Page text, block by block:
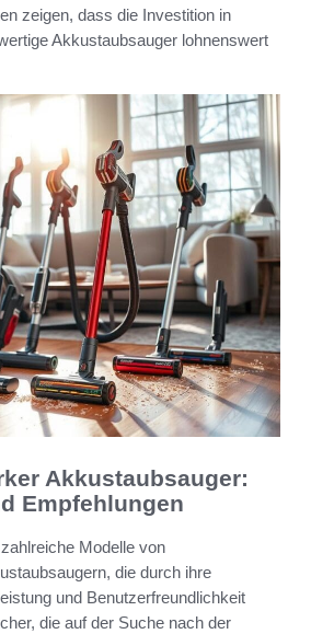
zeigen, dass die Investition in
Akkustaubsauger lohnenswert
Akkustaubsauger:
Empfehlungen
Modelle von
die durch ihre
und Benutzerfreundlichkeit
die auf der Suche nach der